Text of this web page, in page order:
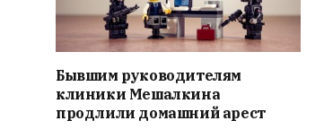
Бывшим руководителям
клиники Мешалкина
продлили домашний арест